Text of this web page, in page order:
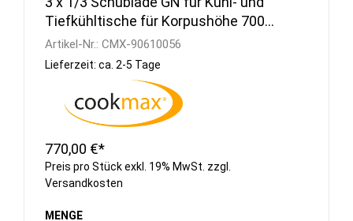
Tiefkühltische für Korpushöhe 700
mm
Artikel-Nr.: CMX-90610056
Lieferzeit: ca. 2-5 Tage
770,00 €*
Preis pro Stück exkl. 19% MwSt. zzgl.
Versandkosten
MENGE